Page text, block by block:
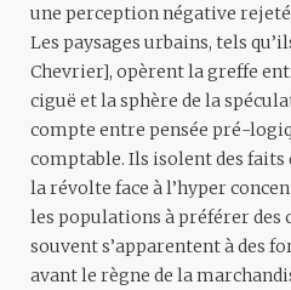
une perception négative
Les paysages urbains, tels
Chevrier], opèrent la greffe
ciguë et la sphère de la
compte entre pensée pré-
comptable. Ils isolent des faits
la révolte face à l’hyper
les populations à préférer
souvent s’apparentent à des
avant le règne de la